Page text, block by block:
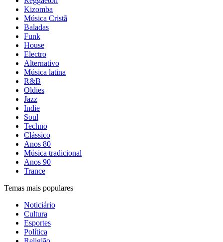
Kizomba
Música Cristã
Baladas
Funk
House
Electro
Alternativo
Música latina
R&B
Oldies
Jazz
Indie
Soul
Techno
Clássico
Anos 80
Música tradicional
Anos 90
Trance
Temas mais populares
Noticiário
Cultura
Esportes
Política